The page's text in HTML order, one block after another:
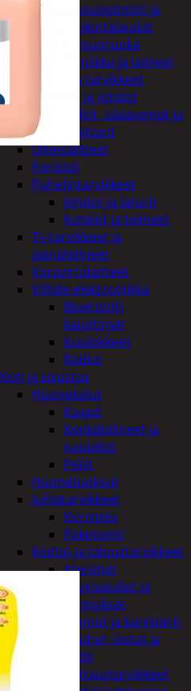
Linnunpöntöt ja
ruokintalaudat
Linnunruoka
Kodin elektroniikka ja laitteet
Imurit ja tarvikkeet
Kaapelit ja johdot
Kelloradiot, sääasemat ja
lämpömittarit
Oheislaitteet
Paristot
Puhelintarvikkeet
Johdot ja laturit
Kotelot ja telineet
Tv-tarvikkeet ja
seinätelineet
Varavirtalaitteet
Viihde-elektroniikka
Bluetooth
kaiuttimet
Kuulokkeet
Radiot
Koti ja sisustus
Huonekalut
Kaapit
Kenkätelineet ja
naulakot
Peilit
Huonetuoksut
Juhlatarvikkeet
Koristelu
Paketointi
Keittiö ja taloustarvikkeet
Aterimet
Juomapullot ja
termokset
Kannut ja kanisterit
Kauhat, lastat ja
sudit
Kattaustarvikkeet